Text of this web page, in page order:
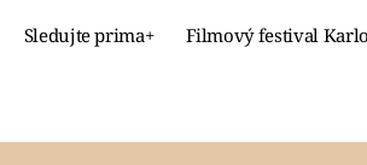
Sledujte prima+ Filmový festival